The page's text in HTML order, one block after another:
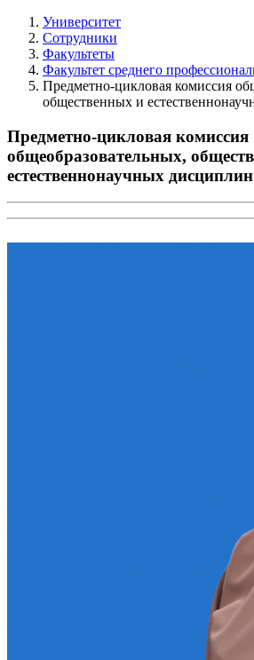
Университет
Сотрудники
Факультеты
Факультет среднего
Предметно-цикловая комиссия
общественных и
Предметно-цикловая комиссия
общеобразовательных,
естественнонаучных дисциплин